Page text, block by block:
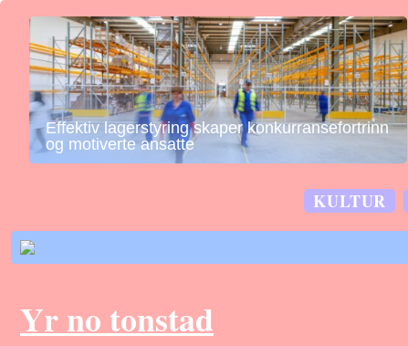
Effektiv lagerstyring skaper konkurransefortrinn
og motiverte ansatte
KULTUR
Yr no tonstad